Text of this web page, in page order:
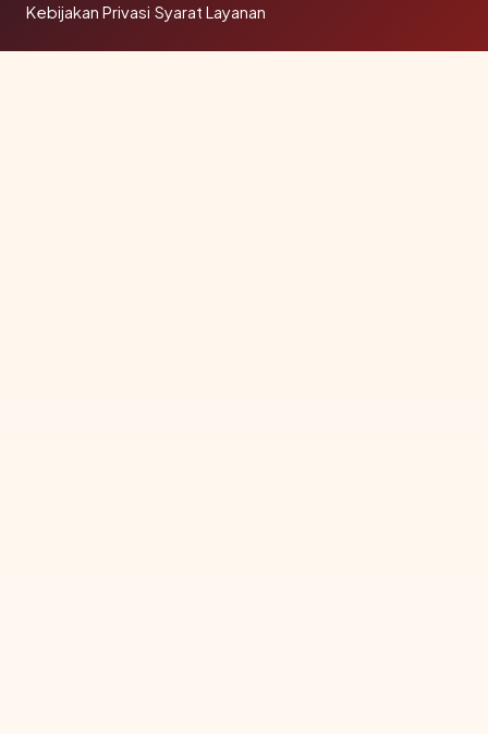
Kebijakan Privasi·Syarat Layanan